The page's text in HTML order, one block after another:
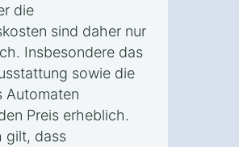
die
sind daher nur
Insbesondere das
sowie die
Automaten
Preis erheblich.
gilt, dass